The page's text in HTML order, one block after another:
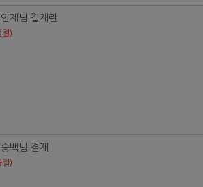
제님 결재란
절)
백님 결재
절)